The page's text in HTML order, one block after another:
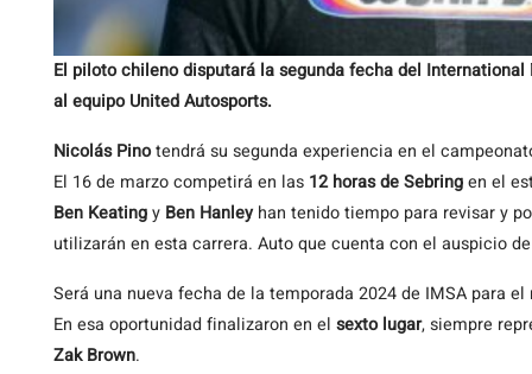
El piloto chileno disputará la segunda fecha del
al equipo United Autosports.
Nicolás Pinotendrá su segunda experiencia en el
El 16 de marzo competirá en las 12 horas de Sebringen el
Ben Keatingy Ben Hanleyhan tenido tiempo para revisar y
utilizarán en esta carrera. Auto que cuenta con el auspicio
Será una nueva fecha de la temporada 2024 de IMSA para
En esa oportunidad finalizaron en el sexto lugar, siempre
Zak Brown.